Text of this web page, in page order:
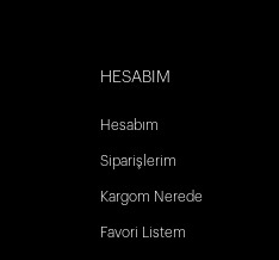
HESABIM
Hesabım
Siparişlerim
Kargom Nerede
Favori Listem